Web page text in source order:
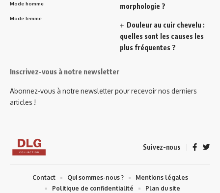
Mode homme
Mode femme
morphologie ?
Douleur au cuir chevelu :
quelles sont les causes les
plus fréquentes ?
Inscrivez-vous à notre newsletter
Abonnez-vous à notre newsletter pour recevoir nos derniers
articles !
Suivez-nous
Contact Qui sommes-nous ?
Mentions légales
Politique de confidentialité
Plan du site